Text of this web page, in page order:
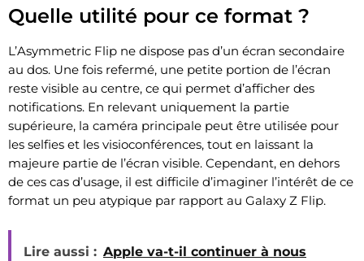
Quelle utilité pour ce format ?
L’Asymmetric Flip ne dispose pas d’un écran secondaire
au dos. Une fois refermé, une petite portion de l’écran
reste visible au centre, ce qui permet d’afficher des
notifications. En relevant uniquement la partie
supérieure, la caméra principale peut être utilisée pour
les selfies et les visioconférences, tout en laissant la
majeure partie de l’écran visible. Cependant, en dehors
de ces cas d’usage, il est difficile d’imaginer l’intérêt de ce
format un peu atypique par rapport au Galaxy Z Flip.
Lire aussi : Apple va-t-il continuer à nous